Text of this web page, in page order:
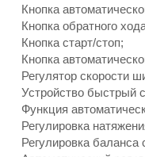
Кнопка
Кнопка обратного
Кнопка старт/стоп;
Кнопка
Регулятор скорости
Устройство быстрый
Функция
Регулировка
Регулировка баланса